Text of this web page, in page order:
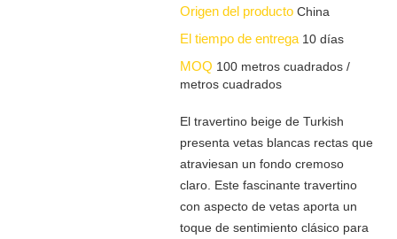
Origen del productoChina
El tiempo de entrega10 días
MOQ 100 metros cuadrados /
metros cuadrados
El travertino beige de Turkish
presenta vetas blancas rectas que
atraviesan un fondo cremoso
claro. Este fascinante travertino
con aspecto de vetas aporta un
toque de sentimiento clásico para